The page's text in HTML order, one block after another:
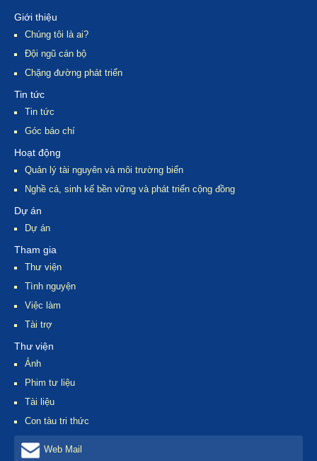
Giới thiệu
Chúng tôi là ai?
Đội ngũ cán bộ
Chặng đường phát triển
Tin tức
Tin tức
Góc báo chí
Hoạt động
Quản lý tài nguyên và môi trường biển
Nghề cá, sinh kế bền vững và phát triển cộng đồng
Dự án
Dự án
Tham gia
Thư viện
Tình nguyện
Việc làm
Tài trợ
Thư viện
Ảnh
Phim tư liệu
Tài liệu
Con tàu tri thức
Web Mail